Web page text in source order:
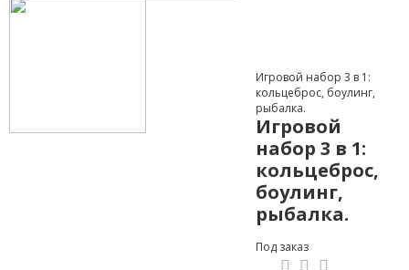
Игровой набор 3 в 1:
кольцеброс, боулинг,
рыбалка.
Игровой
набор 3 в 1:
кольцеброс,
боулинг,
рыбалка.
Под заказ